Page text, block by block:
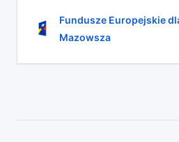
aktywnej integracji oraz
społecznych i zdrowotnych
nastąpiła aktualizacja
ramach FEM 2021- 2027 z
wzoru
do
040.24
Fundusze Europejskie
Mazowsza